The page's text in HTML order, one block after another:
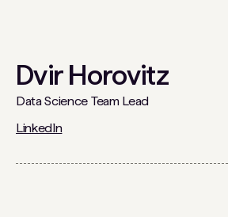
Dvir Horovitz
Data Science Team Lead
LinkedIn